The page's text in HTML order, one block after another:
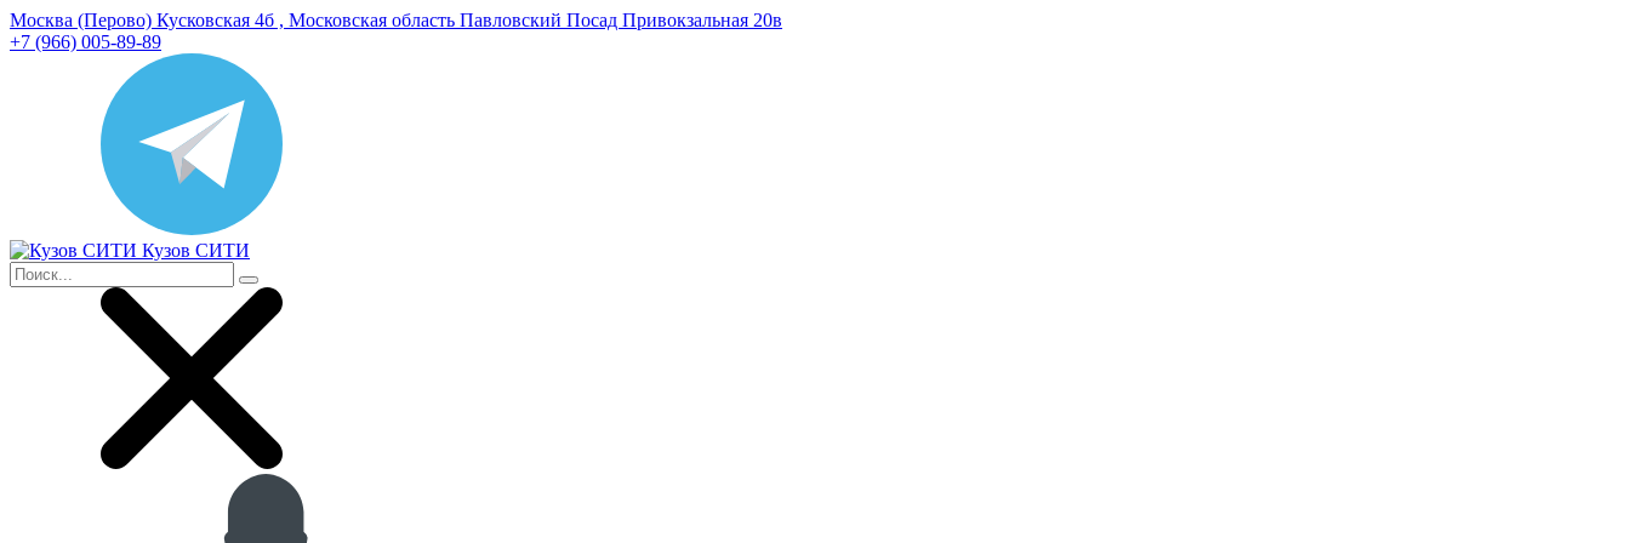
Москва (Перово) Кусковская 4б , Московская область Павловский Посад Привокзальная 20в
+7 (966) 005-89-89
Кузов СИТИ